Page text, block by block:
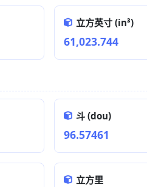
立方英寸 (in³)
61,023.744
斗 (dou)
96.57461
立方里